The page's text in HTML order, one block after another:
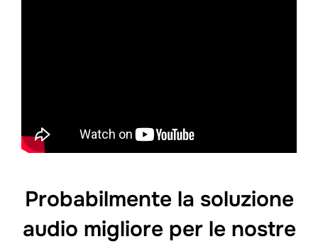
Probabilmente la soluzione
audio migliore per le nostre